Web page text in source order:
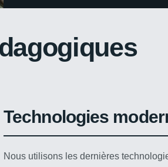
Technologies
Nous utilisons les dernières